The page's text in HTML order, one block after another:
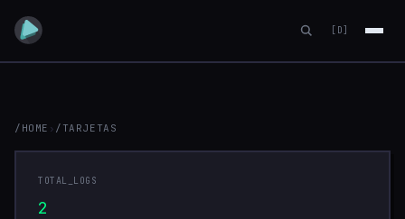
[D]
/HOME › /TARJETAS
TOTAL_LOGS
2